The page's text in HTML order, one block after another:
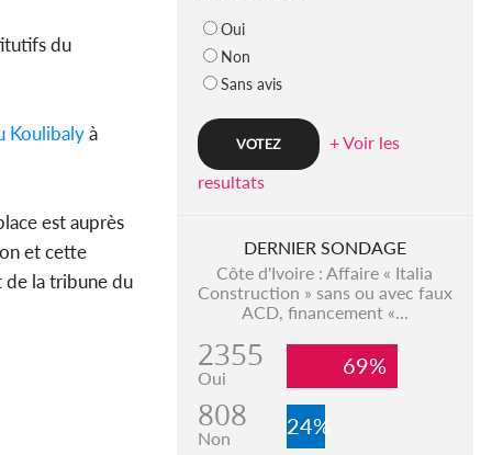
du
Koulibalyà
est auprès
et cette
de la tribune du
Oui
Non
Sans avis
+ Voir les
resultats
DERNIER SONDAGE
Côte d'Ivoire : Affaire « Italia
Construction » sans ou avec faux
ACD, financement «...
2355
Oui 69%
808
Non 24%